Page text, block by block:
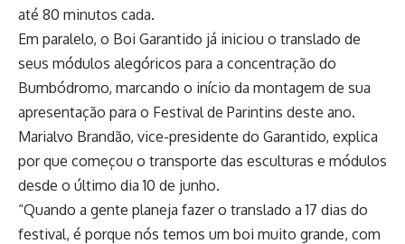
até 80 minutos cada.
Em paralelo, o Boi Garantido já iniciou o translado de
seus módulos alegóricos para a concentração do
Bumbódromo, marcando o início da montagem de sua
apresentação para o Festival de Parintins deste ano.
Marialvo Brandão, vice-presidente do Garantido, explica
por que começou o transporte das esculturas e módulos
desde o último dia 10 de junho.
“Quando a gente planeja fazer o translado a 17 dias do
festival, é porque nós temos um boi muito grande, com